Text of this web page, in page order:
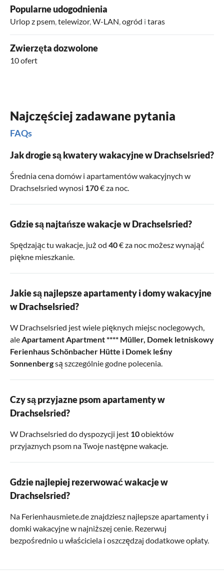
Popularne udogodnienia
Urlop z psem,telewizor,W-LAN,ogród i taras
Zwierzęta dozwolone
10 ofert
Najczęściej zadawane pytania
FAQs
Jak drogie są kwatery wakacyjne w Drachselsried?
Średnia cena domów i apartamentów wakacyjnych w
Drachselsried wynosi 170€ za noc.
Gdzie są najtańsze wakacje w Drachselsried?
Spędzając tu wakacje, już od 40€ za noc możesz wynająć
piękne mieszkanie.
Jakie są najlepsze apartamenty i domy wakacyjne
w Drachselsried?
W Drachselsried jest wiele pięknych miejsc noclegowych,
aleApartament Apartment **** Müller, Domek letniskowy
Ferienhaus Schönbacher Hütte i Domek leśny
Sonnenbergsą szczególnie godne polecenia.
Czy są przyjazne psom apartamenty w
Drachselsried?
W Drachselsried do dyspozycji jest 10obiektów
przyjaznych psom na Twoje następne wakacje.
Gdzie najlepiej rezerwować wakacje w
Drachselsried?
Na Ferienhausmiete.de znajdziesz najlepsze apartamenty i
domki wakacyjne w najniższej cenie. Rezerwuj
bezpośrednio u właściciela i oszczędzaj dodatkowe opłaty.